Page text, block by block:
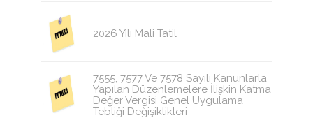
2026 Yılı Mali Tatil
7555, 7577 Ve 7578 Sayılı Kanunlarla
Yapılan Düzenlemelere İlişkin Katma
Değer Vergisi Genel Uygulama
Tebliği Değişiklikleri